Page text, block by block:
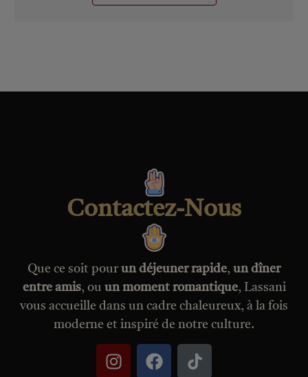
Contactez-Nous
Que ce soit pourun déjeuner rapide, un dîner
entre amis, ou un moment romantique, Lassani
vous accueille dans un cadre chaleureux, à la fois
moderne et inspiré de notre culture.